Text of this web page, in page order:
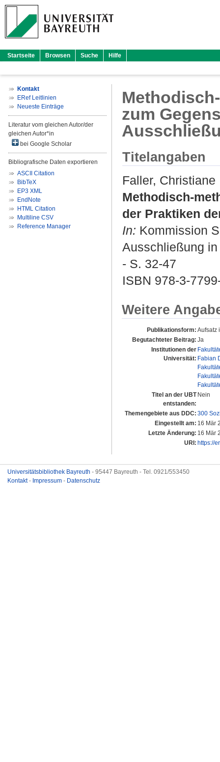
Startseite Browsen Suche Hilfe
Kontakt
ERef Leitlinien
Neueste Einträge
Literatur vom gleichen Autor/der
gleichen Autor*in
bei Google Scholar
Bibliografische Daten exportieren
ASCII Citation
BibTeX
EP3 XML
EndNote
HTML Citation
Multiline CSV
Reference Manager
zum
Titelangaben
Faller, Christiane
Methodisch-
der Praktiken
In: Kommission
Ausschließung
- S. 32-47
ISBN 978-3-
Weitere
Publikationsform: Aufsatz
Begutachteter Beitrag: Ja
Institutionen der
Universität: Fabian
Titel an der UBT
entstanden:
Nein
Themengebiete aus DDC: 300
Eingestellt am: 16 Mär
Letzte Änderung: 16 Mär
URI: https://
Universitätsbibliothek Bayreuth - 95447 Bayreuth - Tel. 0921/553450
Kontakt- Impressum - Datenschutz